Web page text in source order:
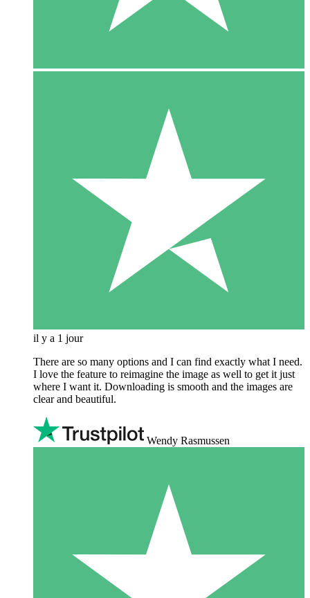
il y a 1 jour
There are so many options and I can find exactly what I need.
I love the feature to reimagine the image as well to get it just
where I want it. Downloading is smooth and the images are
clear and beautiful.
Wendy Rasmussen